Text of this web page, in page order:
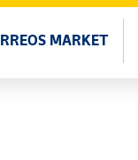
MARKET